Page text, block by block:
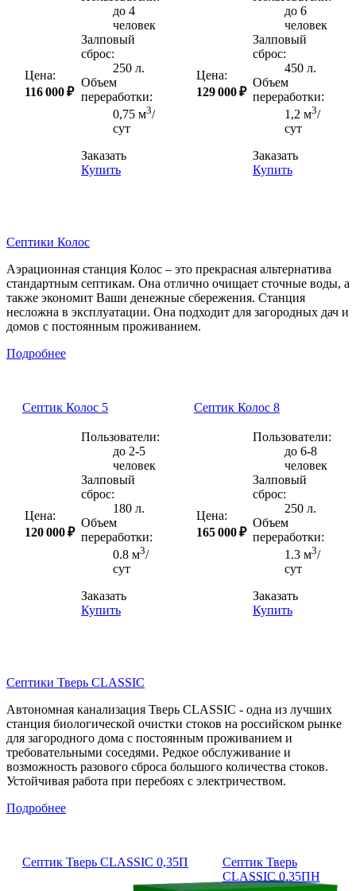
Цена:
116 000 ₽
до 4
человек
Залповый
сброс:
250 л.
Объем
переработки:
0,75 м3/
сут
Заказать
Купить
Цена:
129 000 ₽
до 6
человек
Залповый
сброс:
450 л.
Объем
переработки:
1,2 м3/
сут
Заказать
Купить
Септики Колос
Аэрационная станция Колос – это прекрасная альтернатива
стандартным септикам. Она отлично очищает сточные воды, а
также экономит Ваши денежные сбережения. Станция
несложна в эксплуатации. Она подходит для загородных дач и
домов с постоянным проживанием.
Подробнее
Септик Колос 5
Цена:
120 000 ₽
Пользователи:
до 2-5
человек
Залповый
сброс:
180 л.
Объем
переработки:
0.8 м3/
сут
Заказать
Купить
Септик Колос 8
Цена:
165 000 ₽
Пользователи:
до 6-8
человек
Залповый
сброс:
250 л.
Объем
переработки:
1.3 м3/
сут
Заказать
Купить
Септики Тверь CLASSIC
Автономная канализация Тверь CLASSIC - одна из лучших
станция биологической очистки стоков на российском рынке
для загородного дома с постоянным проживанием и
требовательными соседями. Редкое обслуживание и
возможность разового сброса большого количества стоков.
Устойчивая работа при перебоях с электричеством.
Подробнее
Септик Тверь CLASSIC 0,35П
Септик Тверь
CLASSIC 0,35ПН